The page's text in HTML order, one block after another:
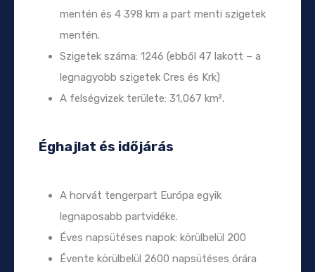
mentén és 4 398 km a part menti szigetek
mentén.
Szigetek száma: 1246 (ebből 47 lakott – a
legnagyobb szigetek Cres és Krk)
A felségvizek területe: 31,067 km².
Éghajlat és időjárás
A horvát tengerpart Európa egyik
legnaposabb partvidéke.
Éves napsütéses napok: körülbelül 200
Évente körülbelül 2600 napsütéses órára